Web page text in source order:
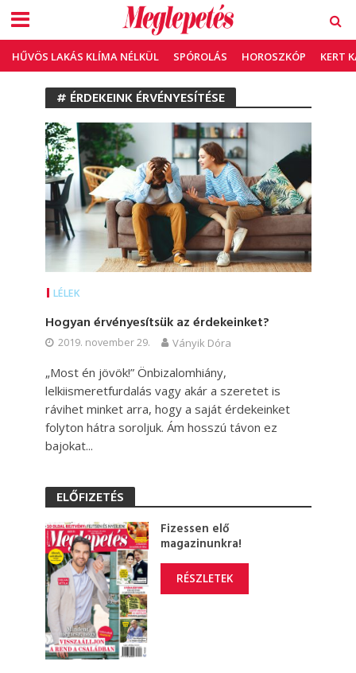
HŰVÖS LAKÁS KLÍMA NÉLKÜL SPÓROLÁS HOROSZKÓP KERT
# ÉRDEKEINK ÉRVÉNYESÍTÉSE
LÉLEK
Hogyan érvényesítsük az érdekeinket?
2019. november 29. Ványik Dóra
„Most én jövök!” Önbizalomhiány,
lelkiismeretfurdalás vagy akár a szeretet is
rávihet minket arra, hogy a saját érdekeinket
folyton hátra soroljuk. Ám hosszú távon ez
bajokat...
ELŐFIZETÉS
Fizessen elő
magazinunkra!
RÉSZLETEK